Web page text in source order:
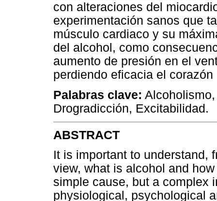
con alteraciones del
experimentación sanos que
músculo cardiaco y su
del alcohol, como
aumento de presión en el
perdiendo eficacia el
Palabras clave:
Drogradicción, Excitabilidad.
ABSTRACT
It is important to understand,
view, what is alcohol and
simple cause, but a complex
physiological, psychological